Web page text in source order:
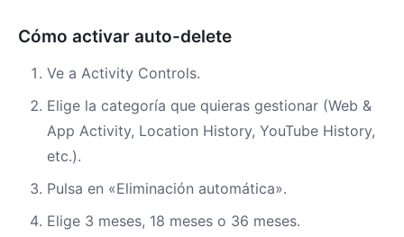
Cómo activar auto-delete
Ve a Activity Controls.
Elige la categoría que quieras gestionar (Web &
App Activity, Location History, YouTube History,
etc.).
Pulsa en «Eliminación automática».
Elige 3 meses, 18 meses o 36 meses.